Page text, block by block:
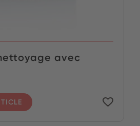
avec